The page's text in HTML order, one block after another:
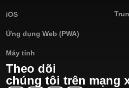
iOS
Ứng dụng Web (PWA)
Máy tính
Theo dõi
chúng tôi trên mạng